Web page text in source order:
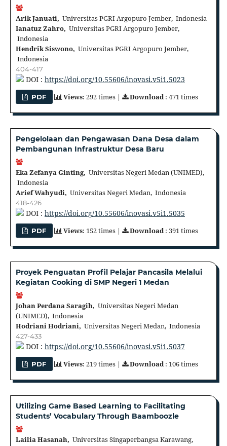
Arik Januati, Universitas PGRI Argopuro Jember, Indonesia
Ianatuz Zahro, Universitas PGRI Argopuro Jember,
Indonesia
Hendrik Siswono, Universitas PGRI Argopuro Jember,
Indonesia
404-417
DOI : https://doi.org/10.55606/inovasi.v5i1.5023
PDF Views: 292 times | Download: 471 times
Pengelolaan dan Pengawasan Dana Desa dalam
Pembangunan Infrastruktur Desa Baru
Eka Zefanya Ginting, Universitas Negeri Medan (UNIMED),
Indonesia
Arief Wahyudi, Universitas Negeri Medan, Indonesia
418-426
DOI : https://doi.org/10.55606/inovasi.v5i1.5035
PDF Views: 152 times | Download : 391 times
Proyek Penguatan Profil Pelajar Pancasila Melalui
Kegiatan Cooking di SMP Negeri 1 Medan
Johan Perdana Saragih, Universitas Negeri Medan
(UNIMED), Indonesia
Hodriani Hodriani, Universitas Negeri Medan, Indonesia
427-433
DOI : https://doi.org/10.55606/inovasi.v5i1.5037
PDF Views: 219 times | Download: 106 times
Utilizing Game Based Learning to Facilitating
Students’ Vocabulary Through Baamboozle
Lailia Hasanah, Universitas Singaperbangsa Karawang,